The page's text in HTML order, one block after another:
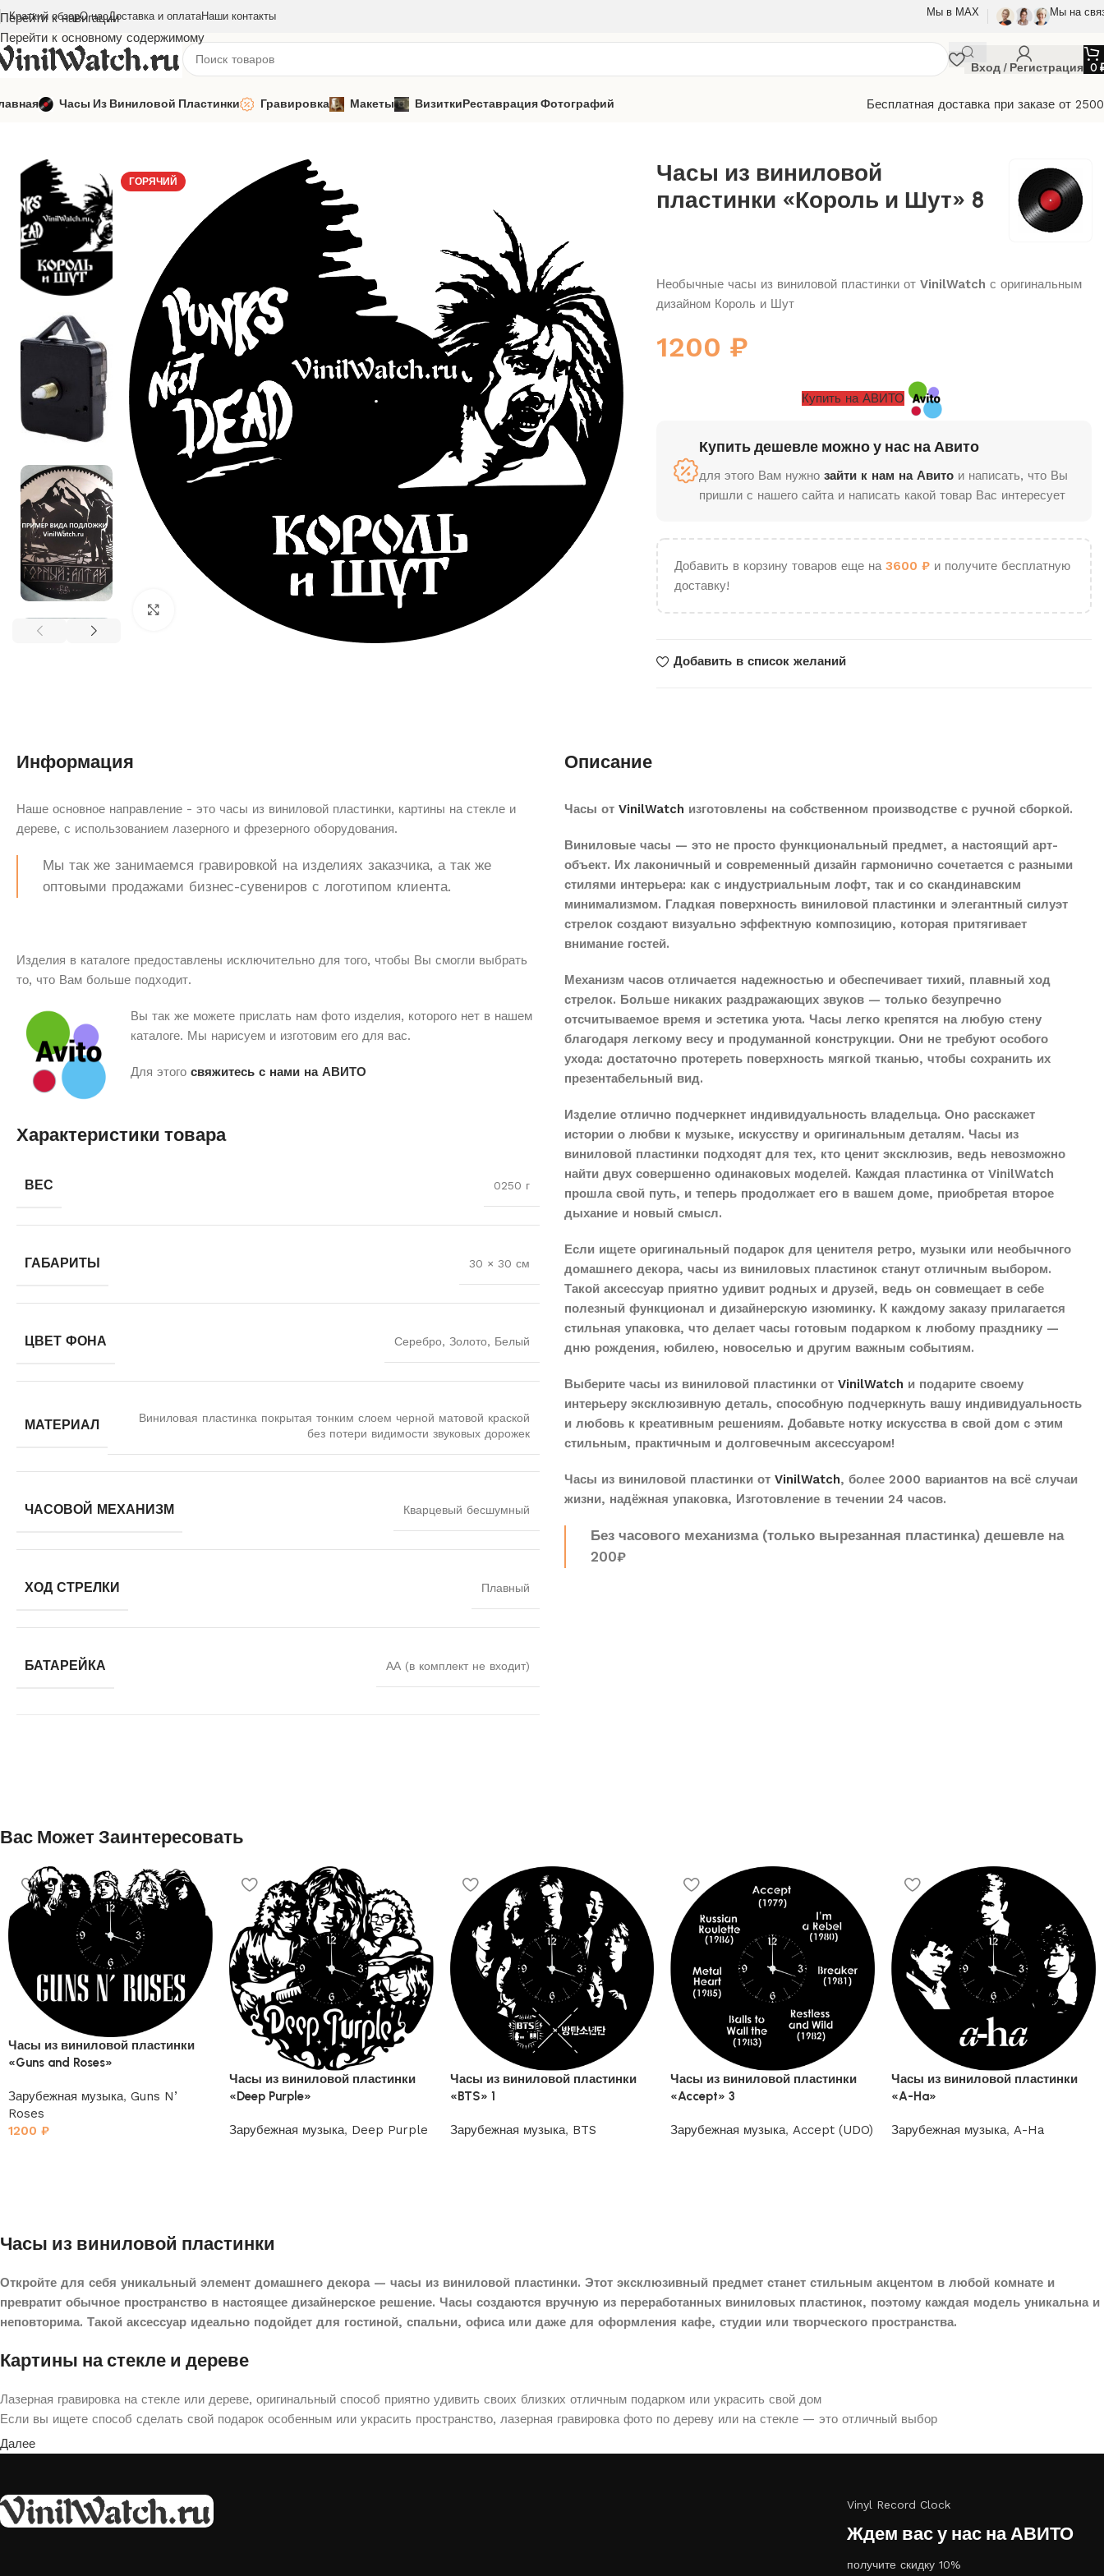
Перейти к навигации
Перейти к основному содержимому
Краткий обзорО насДоставка и оплатаНаши контакты Мы в МАХ Мы на
Вход / Регистрация 0
Часы Из Виниловой Пластинки Гравировка Макеты ВизиткиРеставрация Фотографий
Бесплатная доставка при заказе от
Главная
Русская музыка Король и Шут
ГОРЯЧИЙ
Нажмите, чтобы увеличить
Часы из виниловой
пластинки «Король и Шут» 8
Необычные часы из виниловой пластинки от VinilWatch с оригинальным
дизайном Король и Шут
1200 ₽
Купить на АВИТО
Купить дешевле можно у нас на Авито
для этого Вам нужно зайти к нам на Авитои написать, что Вы
пришли с нашего сайта и написать какой товар Вас интересует
Добавить в корзину товаров еще на 3600 ₽и получите бесплатную
доставку!
Добавить в список желаний
Информация
Наше основное направление - это часы из виниловой пластинки, картины на стекле и
дереве, с использованием лазерного и фрезерного оборудования.
Мы так же занимаемся гравировкой на изделиях заказчика, а так же
оптовыми продажами бизнес-сувениров с логотипом клиента.
Изделия в каталоге предоставлены исключительно для того, чтобы Вы смогли выбрать
то, что Вам больше подходит.
Вы так же можете прислать нам фото изделия, которого нет в нашем
каталоге. Мы нарисуем и изготовим его для вас.
Для этого свяжитесь с нами на АВИТО
Характеристики товара
ВЕС 0250 г
ГАБАРИТЫ 30 × 30 см
ЦВЕТ ФОНА Серебро, Золото, Белый
МАТЕРИАЛ
Виниловая пластинка покрытая тонким слоем черной матовой краской
без потери видимости звуковых дорожек
ЧАСОВОЙ МЕХАНИЗМ Кварцевый бесшумный
ХОД СТРЕЛКИ Плавный
БАТАРЕЙКА АА (в комплект не входит)
Описание
Часы от VinilWatch изготовлены на собственном производстве с ручной сборкой.
Виниловые часы — это не просто функциональный предмет, а настоящий арт-
объект. Их лаконичный и современный дизайн гармонично сочетается с разными
стилями интерьера: как с индустриальным лофт, так и со скандинавским
минимализмом. Гладкая поверхность виниловой пластинки и элегантный силуэт
стрелок создают визуально эффектную композицию, которая притягивает
внимание гостей.
Механизм часов отличается надежностью и обеспечивает тихий, плавный ход
стрелок. Больше никаких раздражающих звуков — только безупречно
отсчитываемое время и эстетика уюта. Часы легко крепятся на любую стену
благодаря легкому весу и продуманной конструкции. Они не требуют особого
ухода: достаточно протереть поверхность мягкой тканью, чтобы сохранить их
презентабельный вид.
Изделие отлично подчеркнет индивидуальность владельца. Оно расскажет
истории о любви к музыке, искусству и оригинальным деталям. Часы из
виниловой пластинки подходят для тех, кто ценит эксклюзив, ведь невозможно
найти двух совершенно одинаковых моделей. Каждая пластинка от VinilWatch
прошла свой путь, и теперь продолжает его в вашем доме, приобретая второе
дыхание и новый смысл.
Если ищете оригинальный подарок для ценителя ретро, музыки или необычного
домашнего декора, часы из виниловых пластинок станут отличным выбором.
Такой аксессуар приятно удивит родных и друзей, ведь он совмещает в себе
полезный функционал и дизайнерскую изюминку. К каждому заказу прилагается
стильная упаковка, что делает часы готовым подарком к любому празднику —
дню рождения, юбилею, новоселью и другим важным событиям.
Выберите часы из виниловой пластинки от VinilWatch и подарите своему
интерьеру эксклюзивную деталь, способную подчеркнуть вашу индивидуальность
и любовь к креативным решениям. Добавьте нотку искусства в свой дом с этим
стильным, практичным и долговечным аксессуаром!
Часы из виниловой пластинки от VinilWatch, более 2000 вариантов на всё случаи
жизни, надёжная упаковка, Изготовление в течении 24 часов.
Без часового механизма (только вырезанная пластинка) дешевле на
200₽
Вас Может Заинтересовать
Часы из виниловой пластинки
«Guns and Roses»
Зарубежная музыка, Guns N’
Roses
1200 ₽
Часы из виниловой пластинки
«Deep Purple»
Зарубежная музыка, Deep Purple
Часы из виниловой пластинки
«BTS» 1
Зарубежная музыка, BTS
Часы из виниловой пластинки
«Accept» 3
Зарубежная музыка, Accept (UDO)
Часы из виниловой пластинки
«A-Ha»
Зарубежная музыка, A-Ha
Часы из виниловой пластинки
Откройте для себя уникальный элемент домашнего декора — часы из виниловой пластинки. Этот эксклюзивный предмет станет стильным акцентом в любой комнате и
превратит обычное пространство в настоящее дизайнерское решение. Часы создаются вручную из переработанных виниловых пластинок, поэтому каждая модель уникальна и
неповторима. Такой аксессуар идеально подойдет для гостиной, спальни, офиса или даже для оформления кафе, студии или творческого пространства.
Картины на стекле и дереве
Лазерная гравировка на стекле или дереве, оригинальный способ приятно удивить своих близких отличным подарком или украсить свой дом
Если вы ищете способ сделать свой подарок особенным или украсить пространство, лазерная гравировка фото по дереву или на стекле — это отличный выбор
Далее
Vinyl Record Clock
Ждем вас у нас на АВИТО
получите скидку 10%